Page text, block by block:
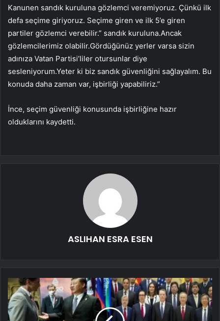
Kanunen sandık kuruluna gözlemci veremiyoruz. Çünkü ilk
defa seçime giriyoruz. Seçime giren ve ilk 5’e giren
partiler gözlemci verebilir.” sandık kuruluna.Ancak
gözlemcilerimiz olabilir.Gördüğünüz yerler varsa sizin
adınıza Vatan Partisi’liler otursunlar diye
sesleniyorum.Yeter ki biz sandık güvenliğini sağlayalım. Bu
konuda daha zaman var, işbirliği yapabiliriz.”
İnce, seçim güvenliği konusunda işbirliğine hazır
olduklarını kaydetti.
ASLIHAN ESRA ESEN